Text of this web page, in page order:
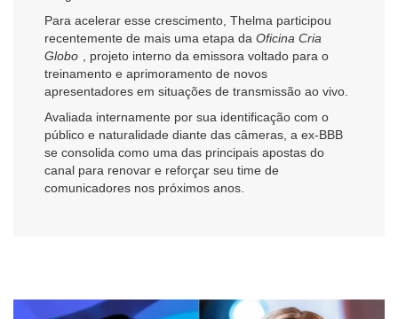
Para acelerar esse crescimento, Thelma participou
recentemente de mais uma etapa da Oficina Cria
Globo
, projeto interno da emissora voltado para o
treinamento e aprimoramento de novos
apresentadores em situações de transmissão ao vivo.
Avaliada internamente por sua identificação com o
público e naturalidade diante das câmeras, a ex-BBB
se consolida como uma das principais apostas do
canal para renovar e reforçar seu time de
comunicadores nos próximos anos.